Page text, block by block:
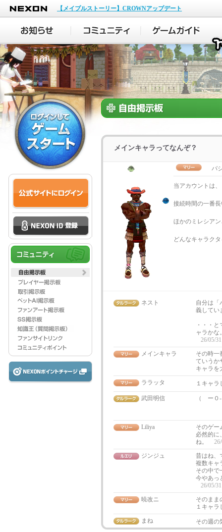
NEXON
【メイプルストーリー】CROWNアップデート
メインキャラってなんぞ？
バ
当アカウントは、
接続時間の一番
ほかのミレシア
どんなキャラク
ネスト
自分は「
義してい
・・・
ャラかな
26/05/
メインキャラ
その時一
ていうか
キャラを
ララッタ
１キャ
武田明信
（ ー０
Liliya
そのゲ
必然的に
ね。
ジンジュ
昔はね、
複数キャ
その中で
今やあっ
26/05/
暁改ニ
そのまま
１キャ
まね
その週の